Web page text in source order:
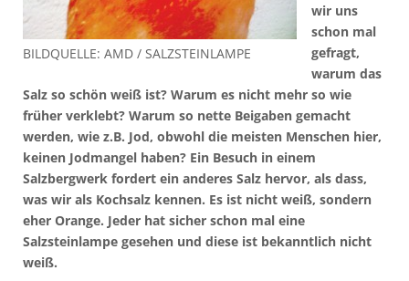
BILDQUELLE: AMD / SALZSTEINLAMPE
wir uns
schon mal
gefragt,
warum das
Salz so schön weiß ist? Warum es nicht mehr so wie
früher verklebt? Warum so nette Beigaben gemacht
werden, wie z.B. Jod, obwohl die meisten Menschen hier,
keinen Jodmangel haben? Ein Besuch in einem
Salzbergwerk fordert ein anderes Salz hervor, als dass,
was wir als Kochsalz kennen. Es ist nicht weiß, sondern
eher Orange. Jeder hat sicher schon mal eine
Salzsteinlampe gesehen und diese ist bekanntlich nicht
weiß.